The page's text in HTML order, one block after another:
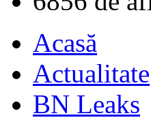
Acasă
Actualitate
BN Leaks